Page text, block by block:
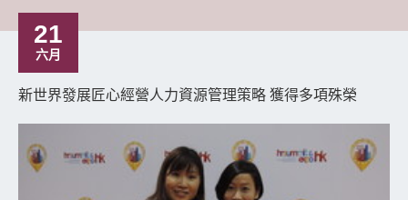
21
六月
新世界發展匠心經營人力資源管理策略 獲得多項殊榮